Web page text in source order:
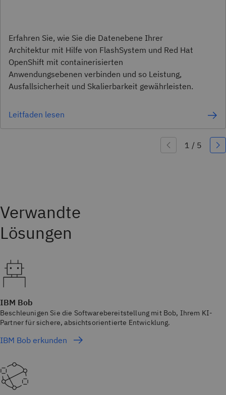
Erfahren Sie, wie Sie die Datenebene Ihrer
Architektur mit Hilfe von FlashSystem und Red Hat
OpenShift mit containerisierten
Anwendungsebenen verbinden und so Leistung,
Ausfallsicherheit und Skalierbarkeit gewährleisten.
Leitfaden lesen
IBM Bob
Beschleunigen Sie die Softwarebereitstellung mit Bob, Ihrem KI-
Partner für sichere, absichtsorientierte Entwicklung.
IBM Bob erkunden